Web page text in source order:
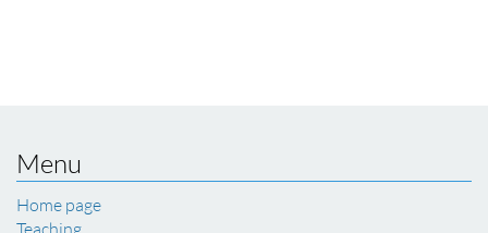
Menu
Home page